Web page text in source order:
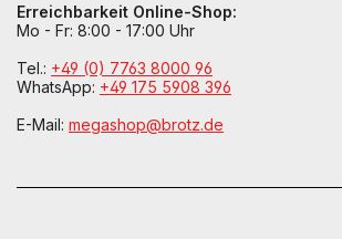
Erreichbarkeit Online-Shop:
Mo - Fr: 8:00 - 17:00 Uhr
Tel.: +49 (0) 7763 8000 96
WhatsApp: +49 175 5908 396
E-Mail: megashop@brotz.de